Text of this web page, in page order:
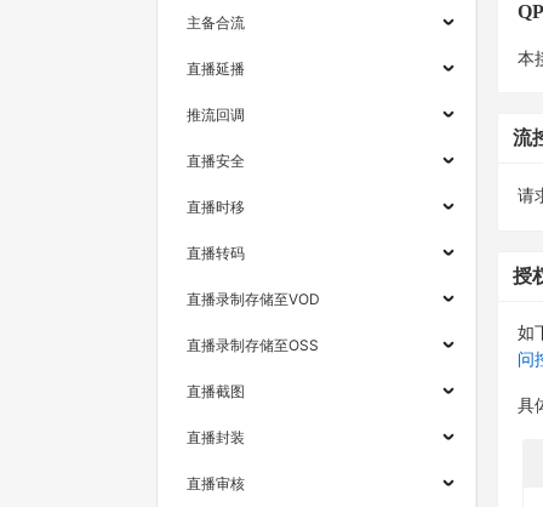
主备合流
直播延播
推流回调
直播安全
直播时移
直播转码
直播录制存储至VOD
直播录制存储至OSS
直播截图
直播封装
直播审核
本
流
请
授
如
问
具